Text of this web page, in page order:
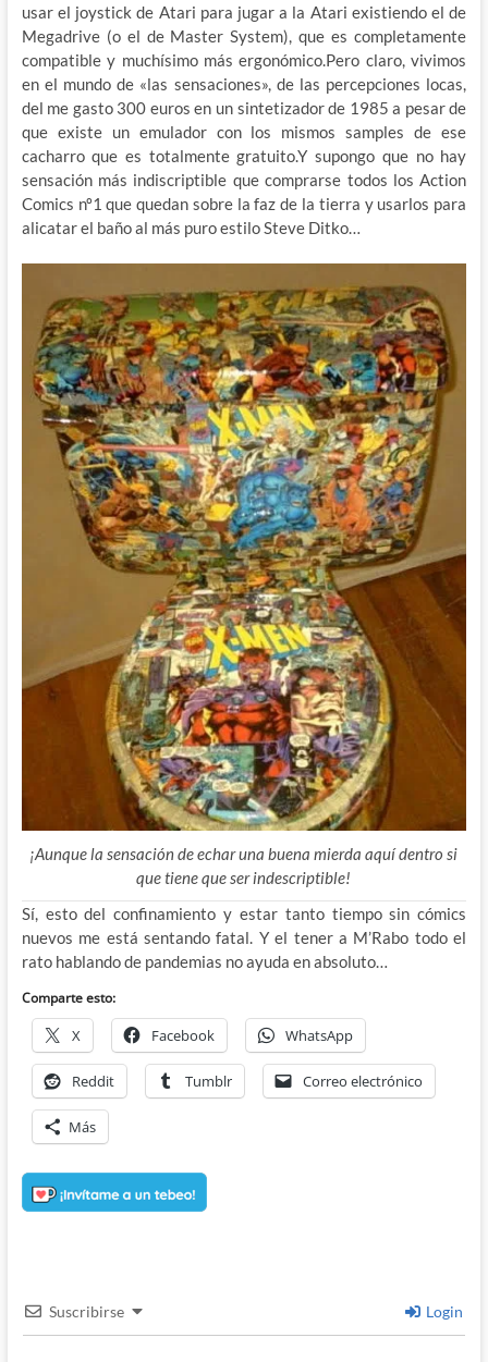
usar el joystick de Atari para jugar a la Atari existiendo el de
Megadrive (o el de Master System), que es completamente
compatible y muchísimo más ergonómico.Pero claro, vivimos
en el mundo de «las sensaciones», de las percepciones locas,
del me gasto 300 euros en un sintetizador de 1985 a pesar de
que existe un emulador con los mismos samples de ese
cacharro que es totalmente gratuito.Y supongo que no hay
sensación más indiscriptible que comprarse todos los Action
Comics nº1 que quedan sobre la faz de la tierra y usarlos para
alicatar el baño al más puro estilo Steve Ditko…
¡Aunque la sensación de echar una buena mierda aquí dentro si
que tiene que ser indescriptible!
Sí, esto del confinamiento y estar tanto tiempo sin cómics
nuevos me está sentando fatal. Y el tener a M’Rabo todo el
rato hablando de pandemias no ayuda en absoluto…
Comparte esto:
X Facebook WhatsApp
Reddit Tumblr Correo electrónico
Más
Suscribirse Login